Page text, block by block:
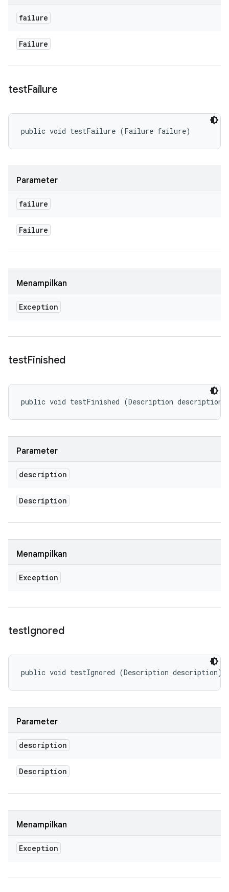
failure
Failure
testFailure
public void testFailure (Failure failure)
Parameter
failure
Failure
Menampilkan
Exception
testFinished
public void testFinished (Description description)
Parameter
description
Description
Menampilkan
Exception
testIgnored
public void testIgnored (Description description)
Parameter
description
Description
Menampilkan
Exception